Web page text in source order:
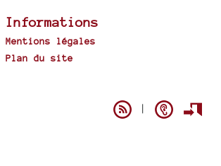
Informations
Mentions légales
Plan du site
|